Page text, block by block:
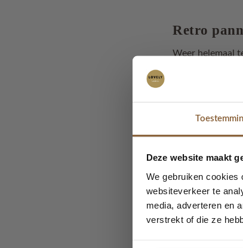
Deze website maakt
We gebruiken cookies
websiteverkeer te
media, adverteren en
verstrekt of die ze
Retro
Weer helemaal
Gemaakt van